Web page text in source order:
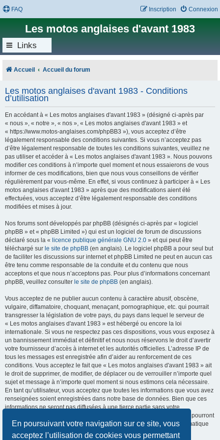
En poursuivant votre navigation sur ce site, vous
acceptez l’utilisation de cookies vous permettant
FAQ Connexion
Inscription
Les motos anglaises d'avant 1983
Links
Accueil Accueil du forum
Les motos anglaises d'avant 1983 - Conditions
d’utilisation
En accédant à « Les motos anglaises d'avant 1983 » (désigné ci-après par
« nous », « notre », « nos », « Les motos anglaises d'avant 1983 » et
« https://www.motos-anglaises.com/phpBB3 »), vous acceptez d’être
légalement responsable des conditions suivantes. Si vous n’acceptez pas
d’être légalement responsable de toutes les conditions suivantes, veuillez ne
pas utiliser et accéder à « Les motos anglaises d'avant 1983 ». Nous pouvons
modifier ces conditions à n’importe quel moment et nous essaierons de vous
informer de ces modifications, bien que nous vous conseillons de vérifier
régulièrement par vous-même. En effet, si vous continuez à participer à « Les
motos anglaises d'avant 1983 » après que des modifications aient été
effectuées, vous acceptez d’être légalement responsable des conditions
modifiées et mises à jour.
Nos forums sont développés par phpBB (désignés ci-après par « logiciel
phpBB » et « phpBB Limited ») qui est un logiciel de forum de discussions
déclaré sous la « licence publique générale GNU 2.0 » et qui peut être
téléchargé sur le site de phpBB (en anglais). Le logiciel phpBB a pour seul but
de faciliter les discussions sur internet et phpBB Limited ne peut en aucun cas
être tenu comme responsable de la conduite et du contenu que nous
acceptons et que nous n’acceptons pas. Pour plus d’informations concernant
phpBB, veuillez consulter le site de phpBB (en anglais).
Vous acceptez de ne publier aucun contenu à caractère abusif, obscène,
vulgaire, diffamatoire, choquant, menaçant, pornographique, etc. qui pourrait
transgresser la législation de votre pays, du pays dans lequel le serveur de
« Les motos anglaises d'avant 1983 » est hébergé ou encore la loi
internationale. Si vous ne respectez pas ces dispositions, vous vous exposez à
un bannissement immédiat et définitif et nous nous réservons le droit d’avertir
votre fournisseur d’accès à internet et les autorités officielles. L’adresse IP de
tous les messages est enregistrée afin d’aider au renforcement de ces
conditions. Vous acceptez le fait que « Les motos anglaises d'avant 1983 » ait
le droit de supprimer, de modifier, de déplacer ou de verrouiller n’importe quel
sujet et message à n’importe quel moment si nous estimons cela nécessaire.
En tant qu’utilisateur, vous acceptez que toutes les informations que vous avez
renseignées soient enregistrées dans notre base de données. Bien que ces
informations ne seront pas diffusées à une tierce partie sans votre
consentement, ni « Les motos anglaises d'avant 1983 », ni phpBB, ne pourront
être tenus comme responsables en cas de tentative de piratage informatique
visant à compromettre vos données.